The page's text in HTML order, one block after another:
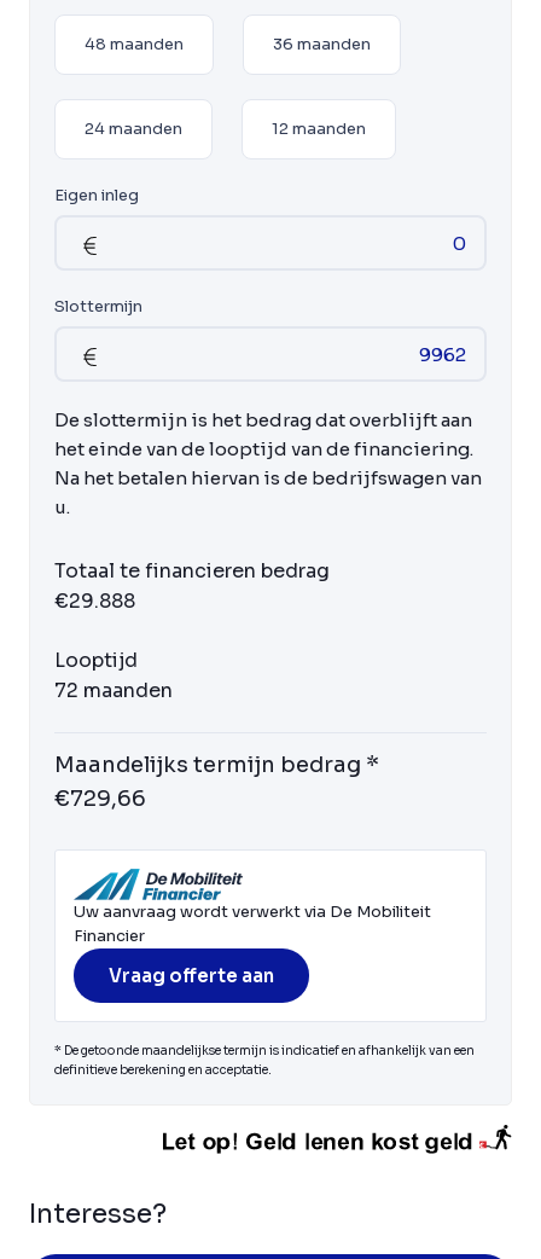
48 maanden 36 maanden
24 maanden 12 maanden
Eigen inleg
Slottermijn
De slottermijn is het bedrag dat overblijft aan
het einde van de looptijd van de financiering.
Na het betalen hiervan is de bedrijfswagen van
u.
Totaal te financieren bedrag
€29.888
Looptijd
72 maanden
Maandelijks termijn bedrag *
€729,66
Uw aanvraag wordt verwerkt via De Mobiliteit
Financier
Vraag offerte aan
* De getoonde maandelijkse termijn is indicatief en afhankelijk van een
definitieve berekening en acceptatie.
Interesse?